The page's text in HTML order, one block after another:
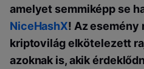
amelyet semmiképp se
NiceHashX! Az esemény
kriptovilág elkötelezett
azoknak is, akik